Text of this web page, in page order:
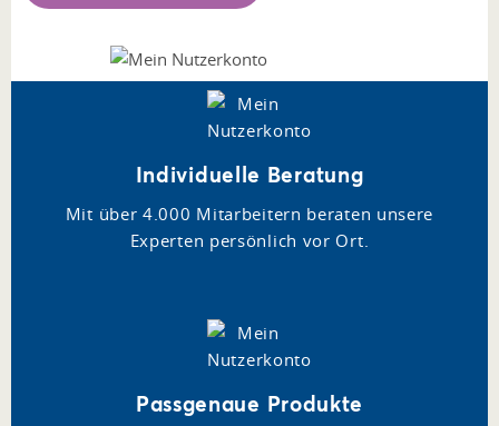
Individuelle Beratung
Mit über 4.000 Mitarbeitern beraten unsere
Experten persönlich vor Ort.
Passgenaue Produkte